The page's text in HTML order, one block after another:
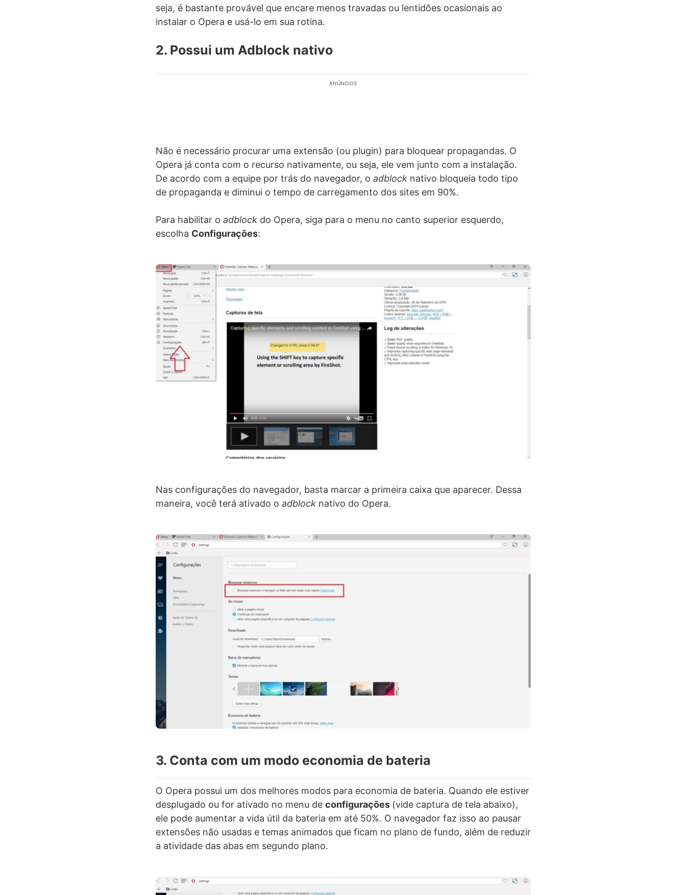
seja, é bastante provável que encare menos travadas ou lentidões ocasionais ao
instalar o Opera e usá-lo em sua rotina.
2. Possui um Adblock nativo
ANÚNCIOS
Não é necessário procurar uma extensão (ou plugin) para bloquear propagandas. O
Opera já conta com o recurso nativamente, ou seja, ele vem junto com a instalação.
De acordo com a equipe por trás do navegador, o adblock nativo bloqueia todo tipo
de propaganda e diminui o tempo de carregamento dos sites em 90%.
Para habilitar o adblockdo Opera, siga para o menu no canto superior esquerdo,
escolha Configurações:
Nas configurações do navegador, basta marcar a primeira caixa que aparecer. Dessa
maneira, você terá ativado o adblocknativo do Opera.
3. Conta com um modo economia de bateria
O Opera possui um dos melhores modos para economia de bateria. Quando ele estiver
desplugado ou for ativado no menu de configurações (vide captura de tela abaixo),
ele pode aumentar a vida útil da bateria em até 50%. O navegador faz isso ao pausar
extensões não usadas e temas animados que ficam no plano de fundo, além de reduzir
a atividade das abas em segundo plano.